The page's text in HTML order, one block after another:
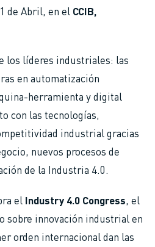
de Abril, en el CCIB,
los líderes industriales: las
en automatización
herramienta y digital
con las tecnologías,
industrial gracias
nuevos procesos de
de la Industria 4.0.
el Industry 4.0 Congress, el
sobre innovación industrial en
orden internacional dan las